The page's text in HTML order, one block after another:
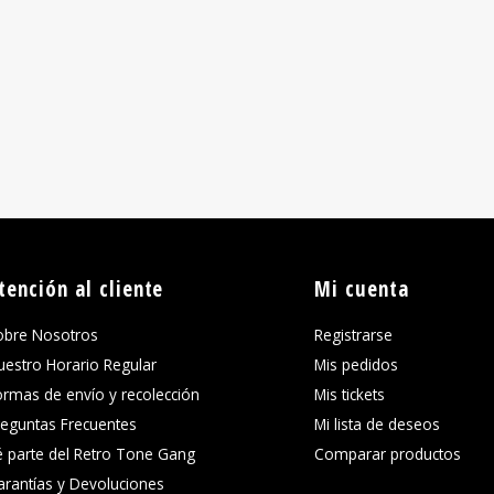
al cliente
Nosotros
Horario Regular
de envío y recolección
Frecuentes
parte del Retro Tone Gang
y Devoluciones
Mi cuenta
Registrarse
Mis pedidos
Mis tickets
Mi lista de deseos
Comparar productos